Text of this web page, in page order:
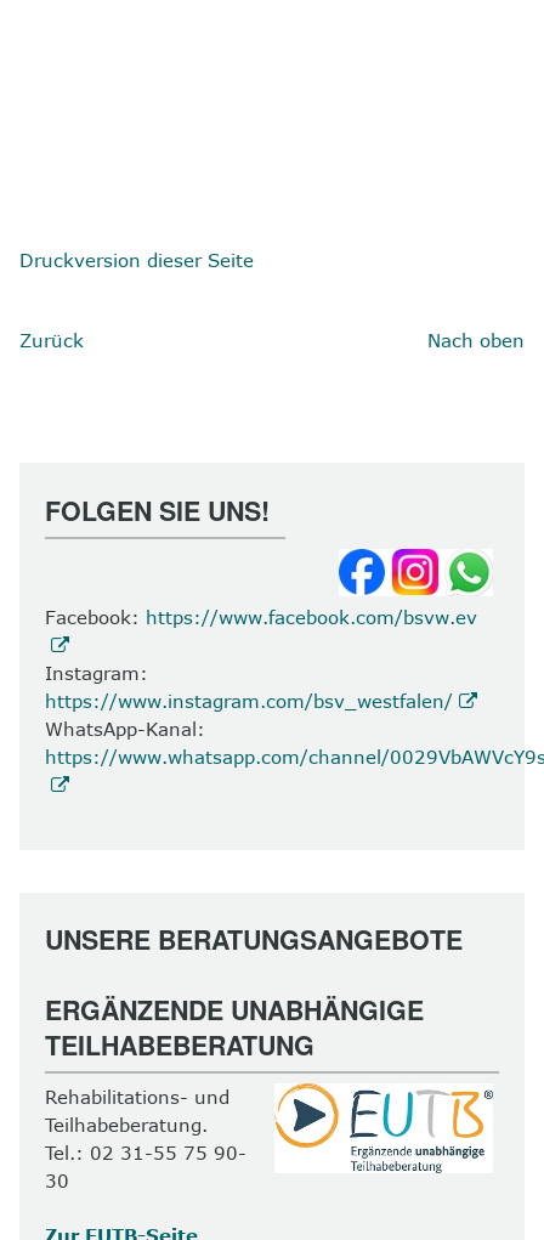
Druckversion dieser Seite
Zurück Nach oben
FOLGEN SIE UNS!
Facebook: https://www.facebook.com/bsvw.ev
Instagram:
https://www.instagram.com/bsv_westfalen/
WhatsApp-Kanal:
https://www.whatsapp.com/channel/
UNSERE BERATUNGSANGEBOTE
ERGÄNZENDE UNABHÄNGIGE
TEILHABEBERATUNG
Rehabilitations- und
Teilhabeberatung.
Tel.: 02 31-55 75 90-
30
Zur EUTB-Seite